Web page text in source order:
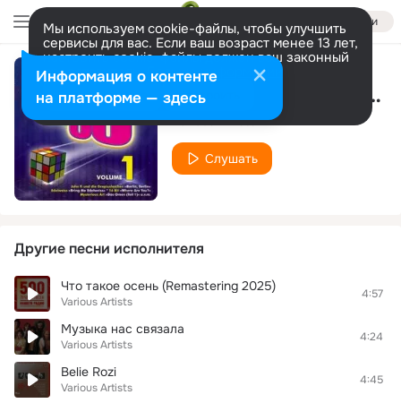
Войти
Мы используем cookie-файлы, чтобы улучшить
сервисы для вас. Если ваш возраст менее 13 лет,
настроить cookie-файлы должен ваш законный
представитель. Больше информации
Разрешить все Настроить Celebrate (Original 12'' Version)
Various Artists
Слушать
Другие песни исполнителя
Что такое осень (Remastering 2025)
Various Artists
4:57
Музыка нас связала
Various Artists
4:24
Belie Rozi
Various Artists
4:45
Информация о контенте
на платформе — здесь